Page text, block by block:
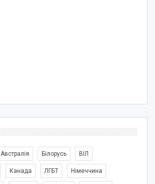
Австралія Білорусь ВІЛ
Канада ЛГБТ Німеччина